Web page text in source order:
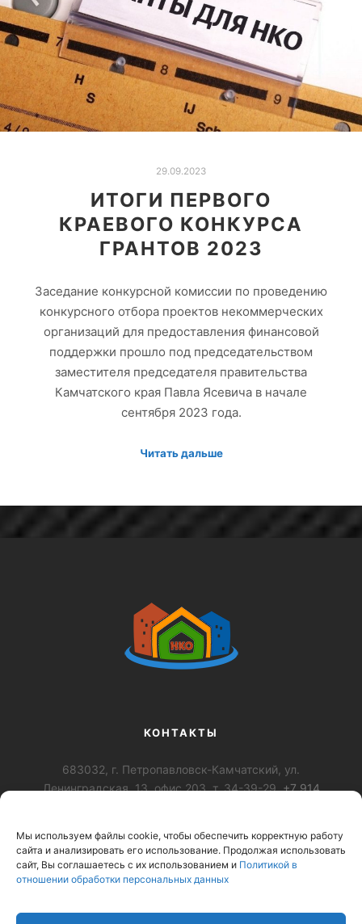
Мы используем файлы cookie, чтобы обеспечить корректную работу
сайта и анализировать его использование. Продолжая использовать
сайт, Вы соглашаетесь с их использованием и Политикой в
отношении обработки персональных данных
29.09.2023
ИТОГИ ПЕРВОГО
КРАЕВОГО КОНКУРСА
ГРАНТОВ 2023
Заседание конкурсной комиссии по проведению
конкурсного отбора проектов некоммерческих
организаций для предоставления финансовой
поддержки прошло под председательством
заместителя председателя правительства
Камчатского края Павла Ясевича в начале
сентября 2023 года.
Читать дальше
КОНТАКТЫ
683032, г. Петропавловск-Камчатский, ул.
Ленинградская, 13, офис 203, т. 34-39-29,+7 914
ОГРН: 1194101002974, ИНН: 4101188765 КПП:
410101001